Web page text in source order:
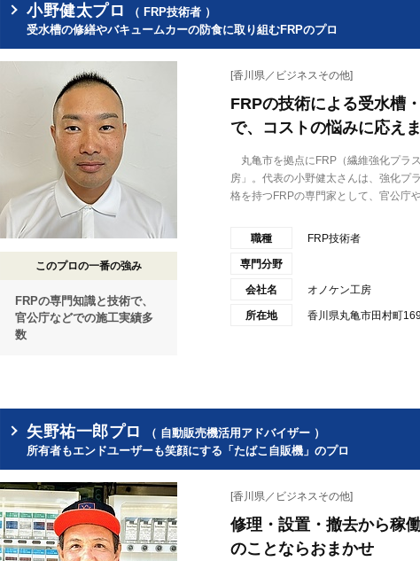
小野健太プロ
（ FRP技術者 ）
受水槽の修繕やバキュームカーの防食に取り組むFRPのプロ
このプロの一番の強み
FRPの専門知識と技術で、
官公庁などでの施工実績多
数
[香川県／ビジネスその他]
FRPの技術による受水槽
で、コストの悩みに応え
丸亀市を拠点にFRP（繊維強化プラ
房」。代表の小野健太さんは、強化プ
格を持つFRPの専門家として、官公庁
職種 FRP技術者
専門分野
会社名 オノケン工房
所在地 香川県丸亀市田村町
矢野祐一郎プロ
（ 自動販売機活用アドバイザー ）
所有者もエンドユーザーも笑顔にする「たばこ自販機」のプロ
[香川県／ビジネスその他]
修理・設置・撤去から稼
のことならおまかせ